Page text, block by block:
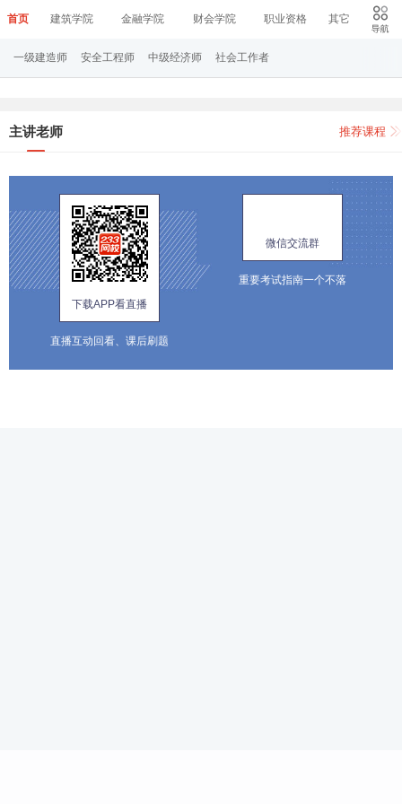
首页 建筑学院 金融学院 财会学院 职业资格 其它
一级建造师 安全工程师 中级经济师 社会工作者
主讲老师 推荐课程
下载APP看直播
直播互动回看、课后刷题
微信交流群
重要考试指南一个不落